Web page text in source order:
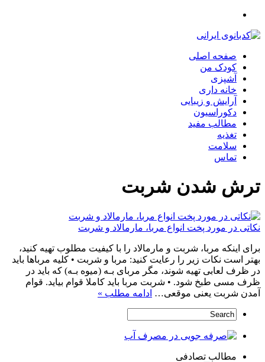
صفحه اصلی
کودک من
آشپزی
خانه داری
آرایش و زیبایی
دکوراسیون
مطالب مفید
تغذیه
سلامت
تماس
ترش شدن شربت
نکاتی در مورد پخت انواع مربا‌، مارمالاد و شربت
برای اینکه مربا، شربت و مارمالاد را با کیفیت مطلوب تهیه کنید،
بهتر است نکات زیر را رعایت کنید: مربا و شربت • کلیه مرباها باید
در ظرف لعابی تهیه شوند، مگر مربای بـه (میوه بـه) که باید در
ظرف مسی طبخ شود. • شربت مربا باید کاملا قوام بیاید. قوام
آمدن شربت یعنی موقعی… ادامه مطلب »
مطالب تصادفی